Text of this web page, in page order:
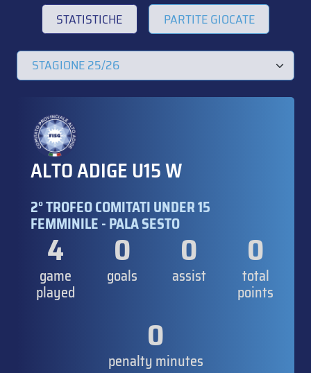
STATISTICHE PARTITE GIOCATE
ALTO ADIGE U15 W
2° TROFEO COMITATI UNDER 15
FEMMINILE - PALA SESTO
4
game
played
0
goals
0
assist
0
total
points
0
penalty minutes